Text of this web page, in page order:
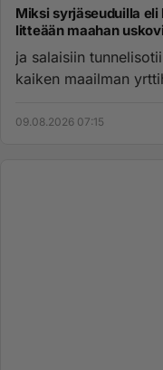
Miksi syrjäseuduilla
litteään maahan
ja salaisiin
kaiken maailman
09.08.2026 07:15